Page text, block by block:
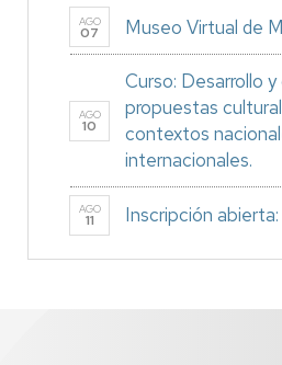
AGO
07 Museo Virtual de
AGO
10
Curso: Desarrollo
propuestas
contextos
internacionales.
AGO
11 Inscripción